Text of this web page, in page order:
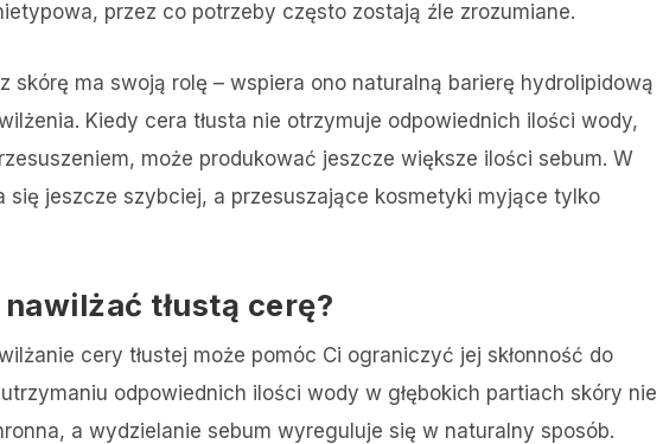
przez co potrzeby często zostają źle zrozumiane.
skórę ma swoją rolę – wspiera ono naturalną barierę hydrolipidową
Kiedy cera tłusta nie otrzymuje odpowiednich ilości wody,
może produkować jeszcze większe ilości sebum. W
się jeszcze szybciej, a przesuszające kosmetyki myjące tylko
tłustą cerę?
cery tłustej może pomóc Ci ograniczyć jej skłonność do
odpowiednich ilości wody w głębokich partiach skóry nie
a wydzielanie sebum wyreguluje się w naturalny sposób.